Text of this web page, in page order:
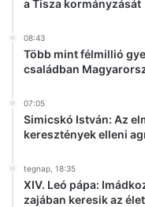
a Tisza kormányzását
08:43
Több mint félmillió
családban
07:05
Simicskó István: Az
keresztények elleni
tegnap, 18:35
XIV. Leó pápa:
zajában keresik az